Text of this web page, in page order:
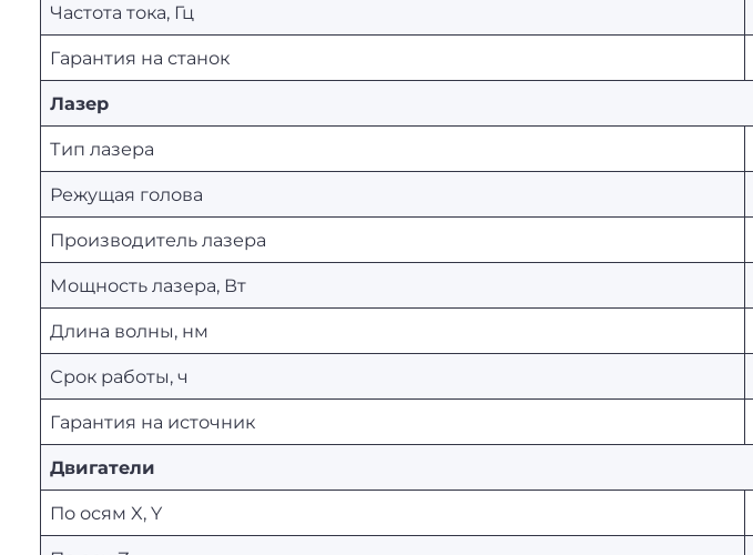
Частота тока, Гц
Гарантия на станок
Лазер
Тип лазера
Режущая голова
Производитель лазера
Мощность лазера, Вт
Длина волны, нм
Срок работы, ч
Гарантия на источник
Двигатели
По осям X, Y